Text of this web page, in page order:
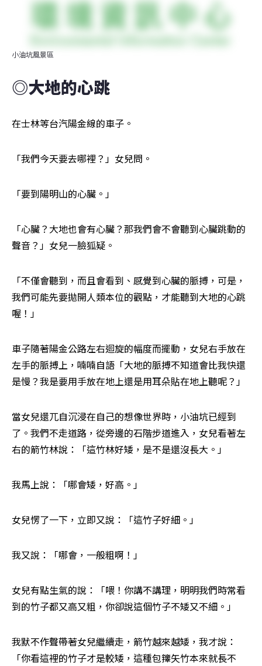
小油坑風景區
◎大地的心跳
在士林等台汽陽金線的車子。
「我們今天要去哪裡？」女兒問。
「要到陽明山的心臟。」
「心臟？大地也會有心臟？那我們會不會聽到心臟跳動的
聲音？」女兒一臉狐疑。
「不僅會聽到，而且會看到、感覺到心臟的脈搏，可是，
我們可能先要拋開人類本位的觀點，才能聽到大地的心跳
喔！」
車子隨著陽金公路左右迴旋的幅度而擺動，女兒右手放在
左手的脈搏上，喃喃自語「大地的脈搏不知道會比我快還
是慢？我是要用手放在地上還是用耳朵貼在地上聽呢？」
當女兒還兀自沉浸在自己的想像世界時，小油坑已經到
了。我們不走道路，從旁邊的石階步道進入，女兒看著左
右的箭竹林說：「這竹林好矮，是不是還沒長大。」
我馬上說：「哪會矮，好高。」
女兒愣了一下，立即又說：「這竹子好細。」
我又說：「哪會，一般粗啊！」
女兒有點生氣的說：「喂！你講不講理，明明我們時常看
到的竹子都又高又粗，你卻說這個竹子不矮又不細。」
我默不作聲帶著女兒繼續走，箭竹越來越矮，我才說：
「你看這裡的竹子才是較矮，這種包籜矢竹本來就長不